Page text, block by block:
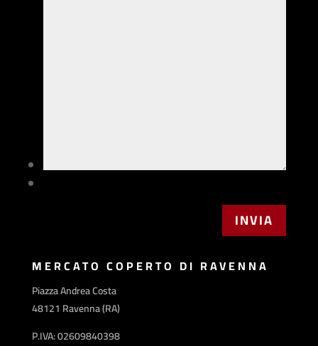
MERCATO COPERTO DI RAVENNA
Piazza Andrea Costa
48121 Ravenna (RA)
P.IVA: 02609840398